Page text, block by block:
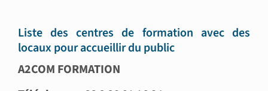
Liste des centres de formation avec des
locaux pour accueillir du public
A2COM FORMATION